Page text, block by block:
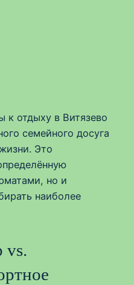
к отдыху в Витязево
семейного досуга
Это
но и
наиболее
vs.